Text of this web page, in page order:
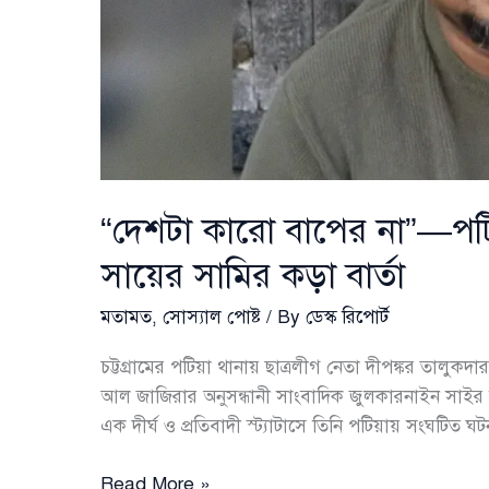
“দেশটা কারো বাপের
সায়ের সামির কড়া বার্তা
মতামত, সোস্যাল পোষ্ট / By ডেস্ক রিপোর্ট
চট্টগ্রামের পটিয়া থানায় ছাত্রলীগ নেতা দীপঙ্কর
আল জাজিরার অনুসন্ধানী সাংবাদিক জুলকারনাইন
এক দীর্ঘ ও প্রতিবাদী স্ট্যাটাসে তিনি পটিয়ায় সংঘটিত
“দেশটা
Read More »